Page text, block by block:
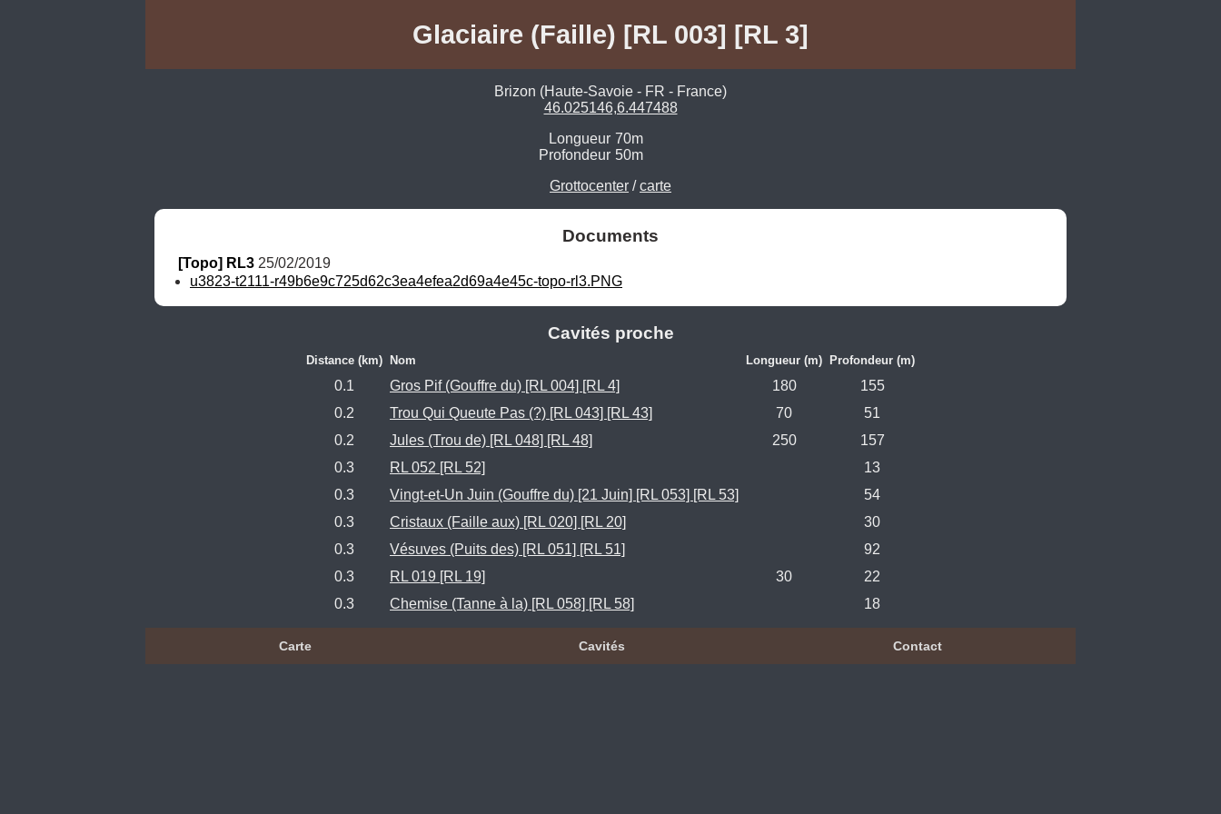
Glaciaire (Faille) [RL 003] [RL 3]
Brizon (Haute-Savoie - FR - France)
46.025146,6.447488
Longueur 70m
Profondeur 50m
Grottocenter /carte
Documents
[Topo] RL3 25/02/2019
u3823-t2111-r49b6e9c725d62c3ea4efea2d69a4e45c-topo-rl3.PNG
Cavités proche
Distance (km) Nom Longueur (m) Profondeur (m)
0.1 Gros Pif (Gouffre du) [RL 004] [RL 4] 180
155
0.2
Trou Qui Queute Pas (?) [RL 043] [RL 43] 70
51
0.2
Jules (Trou de) [RL 048] [RL 48] 250
157
0.3
RL 052 [RL 52]
13
0.3
Vingt-et-Un Juin (Gouffre du) [21 Juin] [RL 053] [RL 53]
54
0.3
Cristaux (Faille aux) [RL 020] [RL 20]
30
0.3
Vésuves (Puits des) [RL 051] [RL 51]
92
0.3
RL 019 [RL 19] 30
22
0.3
Chemise (Tanne à la) [RL 058] [RL 58] 18
Carte Cavités Contact